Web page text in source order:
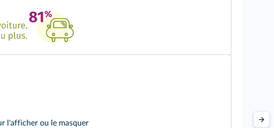
l'afficher ou le masquer